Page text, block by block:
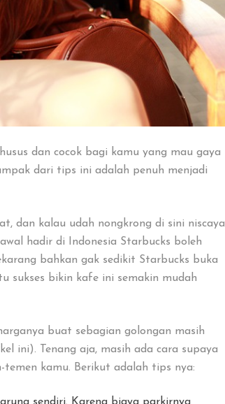
dan cocok bagi kamu yang mau gaya
dari tips ini adalah penuh menjadi
dan kalau udah nongkrong di sini niscaya
hadir di Indonesia Starbucks boleh
bahkan gak sedikit Starbucks buka
sukses bikin kafe ini semakin mudah
buat sebagian golongan masih
ini). Tenang aja, masih ada cara supaya
kamu. Berikut adalah tips nya: